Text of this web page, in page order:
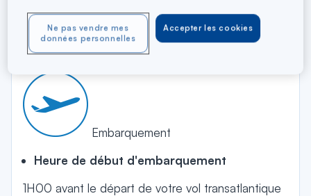
* Nous conseillons aux passagers ayant besoin d'une assistance
ainsi qu'aux enfants non accompagnés de se présenter 2h avant le
départ de votre vol transatlantique.
Embarquement
Heure de début d'embarquement
1H00 avant le départ de votre vol transatlantique
Accepter les cookies
Ne pas vendre mes
données personnelles